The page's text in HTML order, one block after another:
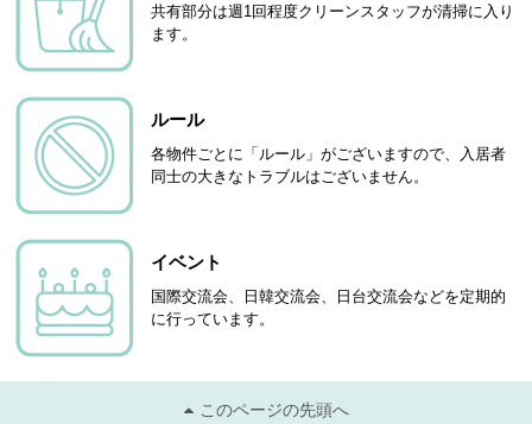
共有部分は週1回程度クリーンスタッフが清掃に入り
ます。
ルール
各物件ごとに「ルール」がございますので、入居者
同士の大きなトラブルはございません。
イベント
国際交流会、日韓交流会、日台交流会などを定期的
に行っています。
このページの先頭へ